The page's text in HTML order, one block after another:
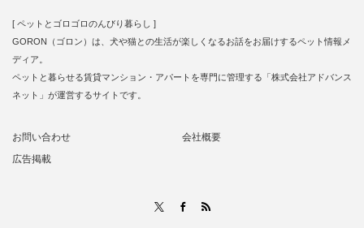
[ ペットとゴロゴロのんびり暮らし ]
GORON（ゴロン）は、犬や猫との生活が楽しくなるお話をお届けするペット情報メ
ディア。
ペットと暮らせる賃貸マンション・アパートを専門に管理する「株式会社アドバンス
ネット」が運営するサイトです。
お問い合わせ
会社概要
広告掲載
Facebook